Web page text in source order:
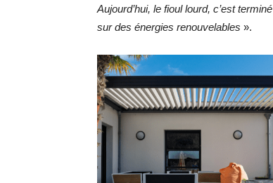
Aujourd’hui, le fioul lourd, c’est terminé
sur des énergies renouvelables ».